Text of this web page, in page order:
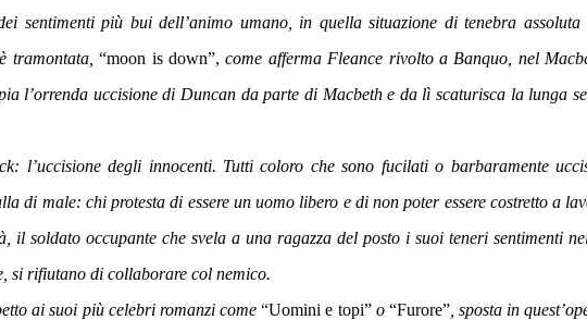
sentimenti più bui dell’animo umano, in quella situazione di tenebra
tramontata,“moon is down”, come afferma Fleance rivolto a Banquo, nel
l’orrenda uccisione di Duncan da parte di Macbeth e da lì scaturisca la lunga
l’uccisione degli innocenti. Tutti coloro che sono fucilati o barbaramente
di male: chi protesta di essere un uomo libero e di non poter essere costretto a
il soldato occupante che svela a una ragazza del posto i suoi teneri sentimenti
si rifiutano di collaborare col nemico.
ai suoi più celebri romanzi come“Uomini e topi”o “Furore”, sposta in